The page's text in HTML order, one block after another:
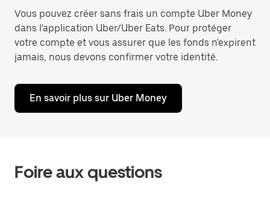
Vous pouvez créer sans frais un compte Uber Money
dans l'application Uber/Uber Eats. Pour protéger
votre compte et vous assurer que les fonds n'expirent
jamais, nous devons confirmer votre identité.
En savoir plus sur Uber Money
Foire aux questions